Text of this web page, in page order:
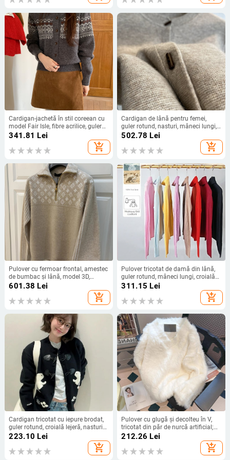
Cardigan-jachetă în stil coreean cu
model Fair Isle, fibre acrilice, guler
Half-turtleneck
341.81 Lei
add_shopping_cart
Cardigan de lână pentru femei,
guler rotund, nasturi, mâneci lungi,
croială lejeră
502.78 Lei
add_shopping_cart
Pulover cu fermoar frontal, amestec
de bumbac și lână, model 3D,
mâneci lungi, croială lejeră
601.38 Lei
add_shopping_cart
Pulover tricotat de damă din lână,
guler rotund, mâneci lungi, croială
slim, model solid, conținut lână
311.15 Lei
add_shopping_cart
Cardigan tricotat cu iepure brodat,
guler rotund, croială lejeră, nasturi
din corn, amestec de fibre sintetice
223.10 Lei
add_shopping_cart
Pulover cu glugă și decolteu în V,
tricotat din păr de nurcă artificial;
țesătură principală: păr de nurcă;
celuloză regenerată 70–80%; gros;
212.26 Lei
add_shopping_cart